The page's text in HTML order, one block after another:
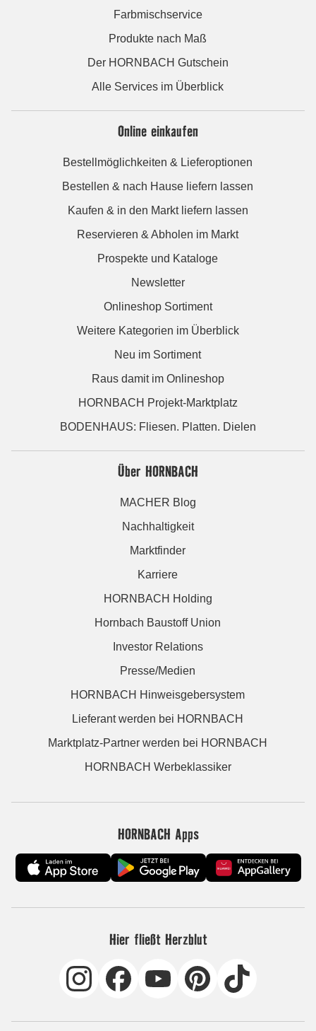
Farbmischservice
Produkte nach Maß
Der HORNBACH Gutschein
Alle Services im Überblick
Online einkaufen
Bestellmöglichkeiten & Lieferoptionen
Bestellen & nach Hause liefern lassen
Kaufen & in den Markt liefern lassen
Reservieren & Abholen im Markt
Prospekte und Kataloge
Newsletter
Onlineshop Sortiment
Weitere Kategorien im Überblick
Neu im Sortiment
Raus damit im Onlineshop
HORNBACH Projekt-Marktplatz
BODENHAUS: Fliesen. Platten. Dielen
Über HORNBACH
MACHER Blog
Nachhaltigkeit
Marktfinder
Karriere
HORNBACH Holding
Hornbach Baustoff Union
Investor Relations
Presse/Medien
HORNBACH Hinweisgebersystem
Lieferant werden bei HORNBACH
Marktplatz-Partner werden bei HORNBACH
HORNBACH Werbeklassiker
HORNBACH Apps
Hier fließt Herzblut